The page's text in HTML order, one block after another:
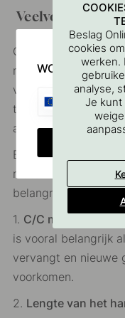
Om het kiezen van
makkelijker te
voorkomende maten
te kennen bij de
afbeelding en
Bij het kiezen van
maten om rekening
belangrijkste zijn:
1. C/C maat
– De
is vooral belangrijk
vervangt en nieuwe
voorkomen.
2. Lengte van het
Beslag
cookies
werken.
analyse,
Je kunt
WOULD YOU